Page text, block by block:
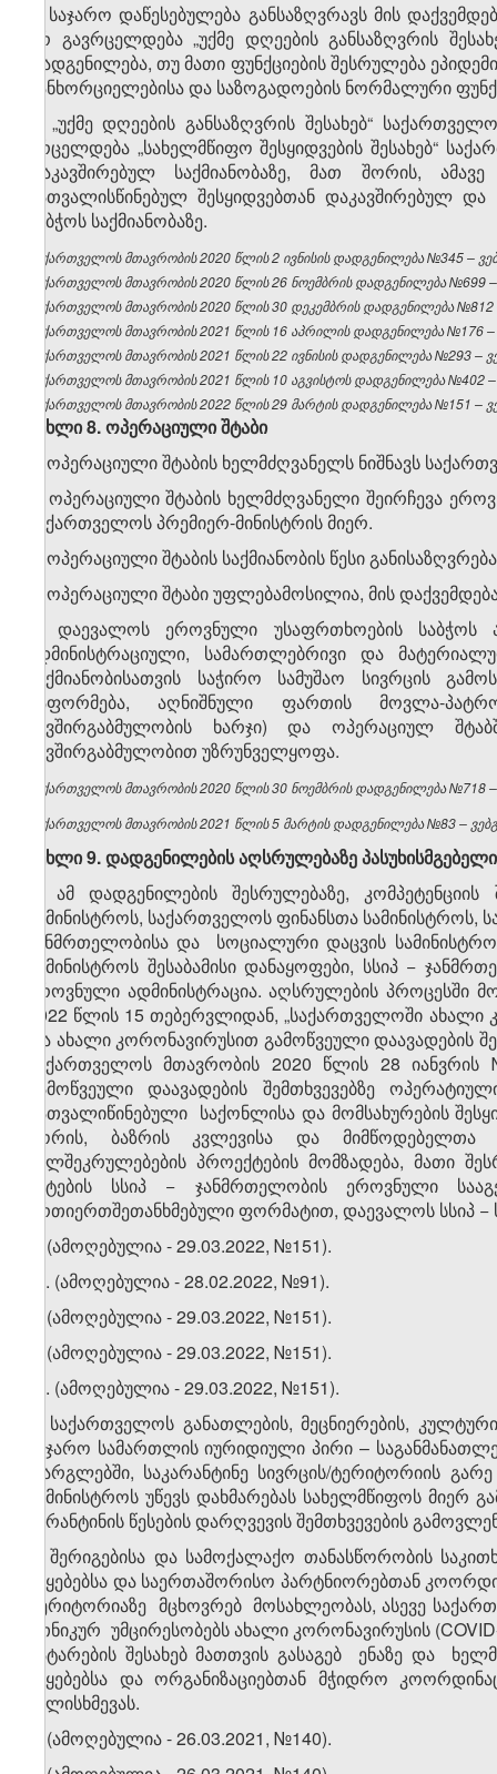
6. საჯარო დაწესებულება განსაზღვრავს მის
არ გავრცელდება „უქმე დღეების განსაზღვრის
დადგენილება, თუ მათი ფუნქციების შესრულება
განხორციელებისა და საზოგადოების ნორმალური
7. „უქმე დღეების განსაზღვრის შესახებ“
ვრცელდება „სახელმწიფო შესყიდვების შესახებ“
დაკავშირებულ საქმიანობაზე, მათ შორის,
გათვალისწინებულ შესყიდვებთან დაკავშირებულ
საბჭოს საქმიანობაზე.
საქართველოს მთავრობის 2020 წლის 2 ივნისის დადგენილება №345 –
საქართველოს მთავრობის 2020 წლის 26 ნოემბრის დადგენილება №699
საქართველოს მთავრობის 2020 წლის 30 დეკემბრის დადგენილება №812
საქართველოს მთავრობის 2021 წლის 16 აპრილის დადგენილება №176 –
საქართველოს მთავრობის 2021 წლის 22 ივნისის დადგენილება №293 –
საქართველოს მთავრობის 2021 წლის 10 აგვისტოს დადგენილება №402
საქართველოს მთავრობის 2022 წლის 29 მარტის დადგენილება №151 –
მუხლი 8. ოპერაციული შტაბი
1. ოპერაციული შტაბის ხელმძღვანელს ნიშნავს
2. ოპერაციული შტაბის ხელმძღვანელი შეირჩევა
საქართველოს პრემიერ-მინისტრის მიერ.
3. ოპერაციული შტაბის საქმიანობის წესი
4. ოპერაციული შტაბი უფლებამოსილია, მის
5. დაევალოს ეროვნული უსაფრთხოების საბჭოს
ადმინისტრაციული, სამართლებრივი და
საქმიანობისათვის საჭირო სამუშაო სივრცის
გაფორმება, აღნიშნული ფართის მოვლა-
კავშირგაბმულობის ხარჯი) და ოპერაციულ
კავშირგაბმულობით უზრუნველყოფა.
საქართველოს მთავრობის 2020 წლის 30 ნოემბრის დადგენილება №718
საქართველოს მთავრობის 2021 წლის 5 მარტის დადგენილება №83 –
მუხლი 9. დადგენილების აღსრულებაზე
1. ამ დადგენილების შესრულებაზე, კომპეტენციის
სამინისტროს, საქართველოს ფინანსთა
ჯანმრთელობისა და სოციალური დაცვის
სამინისტროს შესაბამისი დანაყოფები, სსიპ −
ეროვნული ადმინისტრაცია. აღსრულების პროცესში
2022 წლის 15 თებერვლიდან, „საქართველოში ახალი
და ახალი კორონავირუსით გამოწვეული დაავადების
საქართველოს მთავრობის 2020 წლის 28
გამოწვეული დაავადების შემთხვევებზე
გათვალიწინებული საქონლისა და მომსახურების
შორის, ბაზრის კვლევისა და მიმწოდებელთა
ხელშეკრულებების პროექტების მომზადება, მათი
აქტების სსიპ − ჯანმრთელობის ეროვნული
ურთიერთშეთანხმებული ფორმატით, დაევალოს სსიპ
2. (ამოღებულია - 29.03.2022, №151).
. (ამოღებულია - 28.02.2022, №91).
3. (ამოღებულია - 29.03.2022, №151).
4. (ამოღებულია - 29.03.2022, №151).
. (ამოღებულია - 29.03.2022, №151).
5. საქართველოს განათლების, მეცნიერების,
საჯარო სამართლის იურიდიული პირი –
ფარგლებში, საკარანტინე სივრცის/ტერიტორიის
სამინისტროს უწევს დახმარებას სახელმწიფოს
კარანტინის წესების დარღვევის შემთხვევების
6. შერიგებისა და სამოქალაქო თანასწორობის
უწყებებსა და საერთაშორისო პარტნიორებთან
ტერიტორიაზე მცხოვრებ მოსახლეობას, ასევე
ეთნიკურ უმცირესობებს ახალი კორონავირუსის
გატარების შესახებ მათთვის გასაგებ ენაზე და
უწყებებსა და ორგანიზაციებთან მჭიდრო
ძალისხმევას.
7. (ამოღებულია - 26.03.2021, №140).